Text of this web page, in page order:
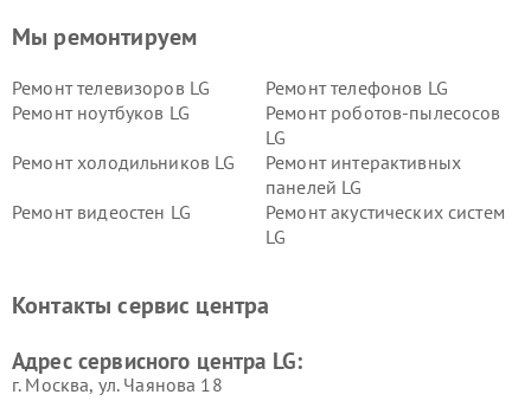
Мы ремонтируем
Ремонт телевизоров LG
Ремонт телефонов LG
Ремонт ноутбуков LG
Ремонт роботов-пылесосов
LG
Ремонт холодильников LG
Ремонт интерактивных
панелей LG
Ремонт видеостен LG
Ремонт акустических систем
LG
Ремонт морозильных камер
Ремонт вертикальных
Контакты сервис центра
Адрес сервисного центра LG:
г. Москва, ул. Чаянова 18